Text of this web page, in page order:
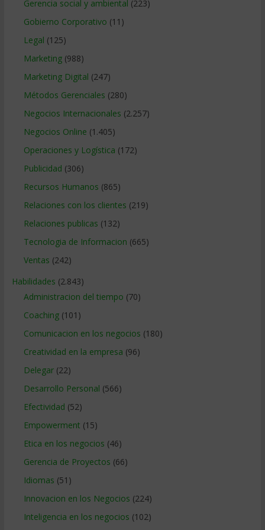
Gerencia social y ambiental (223)
Gobierno Corporativo (11)
Legal (125)
Marketing(988)
Marketing Digital (247)
Métodos Gerenciales (280)
Negocios Internacionales (2.257)
Negocios Online (1.405)
Operaciones y Logística (172)
Publicidad (306)
Recursos Humanos (865)
Relaciones con los clientes (219)
Relaciones publicas (132)
Tecnologia de Informacion (665)
Ventas (242)
Habilidades (2.843)
Administracion del tiempo (70)
Coaching(101)
Comunicacion en los negocios (180)
Creatividad en la empresa (96)
Delegar(22)
Desarrollo Personal (566)
Efectividad (52)
Empowerment (15)
Etica en los negocios (46)
Gerencia de Proyectos (66)
Idiomas (51)
Innovacion en los Negocios (224)
Inteligencia en los negocios (102)